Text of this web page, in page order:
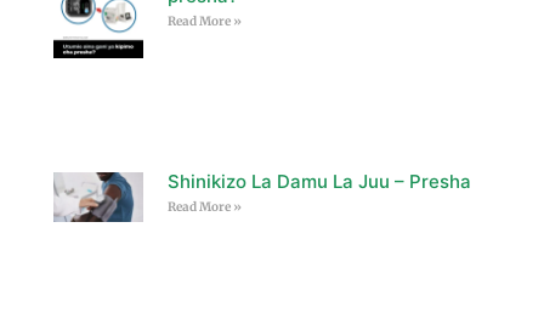
Read More »
Shinikizo La Damu La Juu – Presha
Read More »